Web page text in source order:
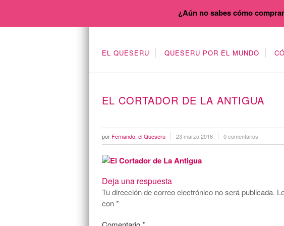
EL QUESERU QUESERU POR EL MUNDO
EL CORTADOR DE LA ANTIGUA
por Fernando, el Queseru 23 marzo 2016 0 comentarios
Deja una respuesta
Tu dirección de correo electrónico no será publicada.
con*
¿Aún no sabes cómo